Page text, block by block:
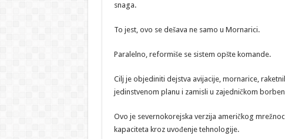
snaga.
To jest, ovo se dešava ne samo u Mornarici.
Paralelno, reformiše se sistem opšte komande.
Cilj je objediniti dejstva avijacije, mornarice,
jedinstvenom planu i zamisli u zajedničkom
Ovo je severnokorejska verzija američkog
kapaciteta kroz uvođenje tehnologije.